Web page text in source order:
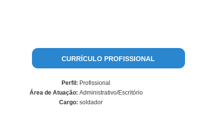
CURRÍCULO PROFISSIONAL
Perfil: Profissional
Área de Atuação: Administrativo/Escritório
Cargo: soldador